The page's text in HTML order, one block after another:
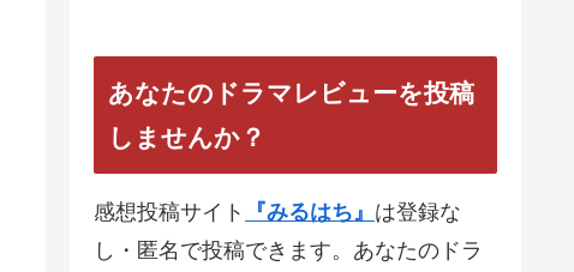
あなたのドラマレビューを投稿
しませんか？
感想投稿サイト 『みるはち』 は登録な
し・匿名で投稿できます。あなたのドラ